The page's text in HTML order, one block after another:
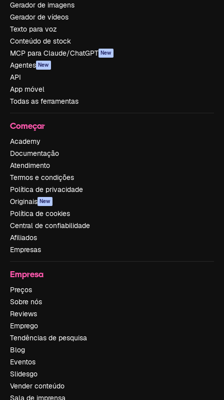
Gerador de imagens
Gerador de vídeos
Texto para voz
Conteúdo de stock
MCP para Claude/ChatGPT New
Agentes New
API
App móvel
Todas as ferramentas
Começar
Academy
Documentação
Atendimento
Termos e condições
Política de privacidade
Originais New
Política de cookies
Central de confiabilidade
Afiliados
Empresas
Empresa
Preços
Sobre nós
Reviews
Emprego
Tendências de pesquisa
Blog
Eventos
Slidesgo
Vender conteúdo
Sala de imprensa